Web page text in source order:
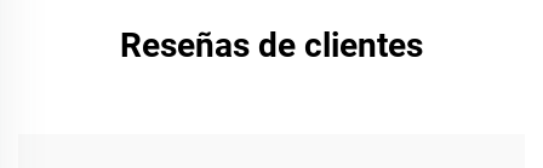
Reseñas de clientes